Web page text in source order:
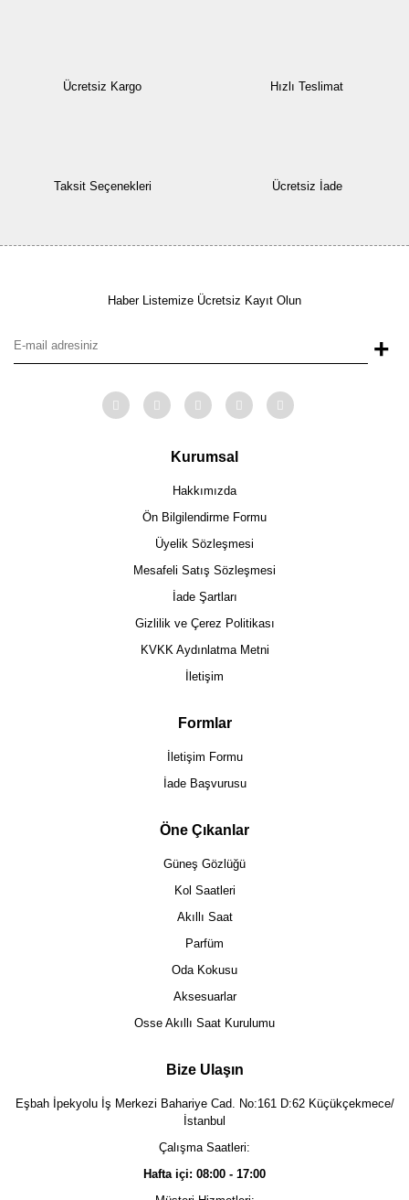
Ücretsiz Kargo Hızlı Teslimat
Taksit Seçenekleri Ücretsiz İade
Haber Listemize Ücretsiz Kayıt Olun
+
Kurumsal
Hakkımızda
Ön Bilgilendirme Formu
Üyelik Sözleşmesi
Mesafeli Satış Sözleşmesi
İade Şartları
Gizlilik ve Çerez Politikası
KVKK Aydınlatma Metni
İletişim
Formlar
İletişim Formu
İade Başvurusu
Öne Çıkanlar
Güneş Gözlüğü
Kol Saatleri
Akıllı Saat
Parfüm
Oda Kokusu
Aksesuarlar
Osse Akıllı Saat Kurulumu
Bize Ulaşın
Eşbah İpekyolu İş Merkezi Bahariye Cad. No:161 D:62 Küçükçekmece/
İstanbul
Çalışma Saatleri:
Hafta içi: 08:00 - 17:00